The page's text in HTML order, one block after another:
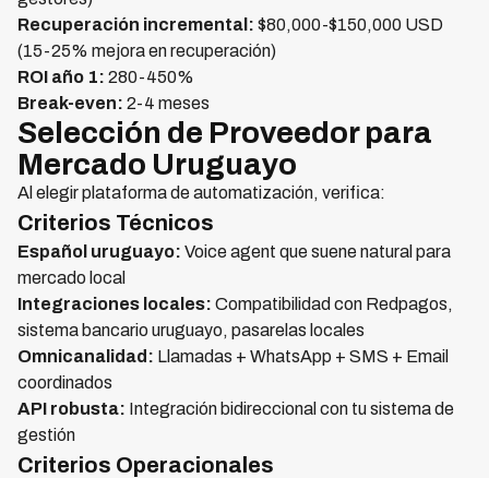
Recuperación incremental: $80,000-$150,000 USD
(15-25% mejora en recuperación)
ROI año 1: 280-450%
Break-even: 2-4 meses
Selección de Proveedor para
Mercado Uruguayo
Al elegir plataforma de automatización, verifica:
Criterios Técnicos
Español uruguayo: Voice agent que suene natural para
mercado local
Integraciones locales: Compatibilidad con Redpagos,
sistema bancario uruguayo, pasarelas locales
Omnicanalidad: Llamadas + WhatsApp + SMS + Email
coordinados
API robusta: Integración bidireccional con tu sistema de
gestión
Criterios Operacionales